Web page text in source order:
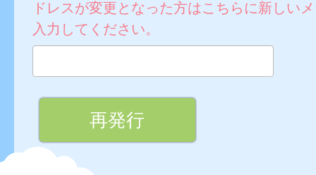
ドレスが変更となった方はこちらに新しい
入力してください。